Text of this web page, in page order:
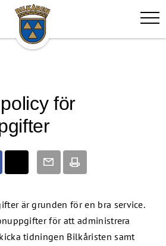
för
är grunden för en bra service.
för att administrera
tidningen Bilkåristen samt